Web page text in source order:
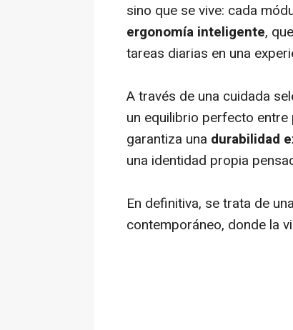
sino que se vive: cada
ergonomía inteligente,
tareas diarias en una
A través de una cuidada
un equilibrio perfecto
garantiza una durabilidad
una identidad propia
En definitiva, se trata de
contemporáneo, donde la